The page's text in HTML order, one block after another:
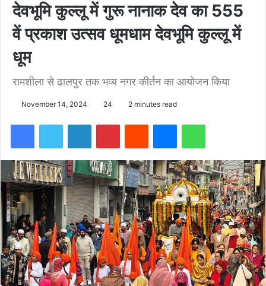
देवभूमि कुल्लू में गुरू नानाक देव का 555
वें प्रकाश उत्सव धूमधाम देवभूमि कुल्लू में
धूम
रामशीला से ढालपुर तक भव्य नगर कीर्तन का आयोजन किया
November 14, 2024 24 2 minutes read